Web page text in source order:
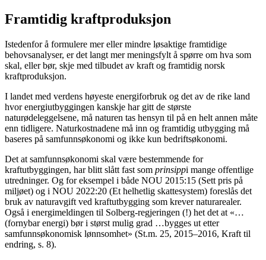
Framtidig kraftproduksjon
Istedenfor å formulere mer eller mindre løsaktige framtidige
behovsanalyser, er det langt mer meningsfylt å spørre om hva som
skal, eller bør, skje med tilbudet av kraft og framtidig norsk
kraftproduksjon.
I landet med verdens høyeste energiforbruk og det av de rike land
hvor energiutbyggingen kanskje har gitt de største
naturødeleggelsene, må naturen tas hensyn til på en helt annen måte
enn tidligere. Naturkostnadene må inn og framtidig utbygging må
baseres på samfunnsøkonomi og ikke kun bedriftsøkonomi.
Det at samfunnsøkonomi skal være bestemmende for
kraftutbyggingen, har blitt slått fast som prinsippi mange offentlige
utredninger. Og for eksempel i både NOU 2015:15 (Sett pris på
miljøet) og i NOU 2022:20 (Et helhetlig skattesystem) foreslås det
bruk av naturavgift ved kraftutbygging som krever naturarealer.
Også i energimeldingen til Solberg-regjeringen (!) het det at «…
(fornybar energi) bør i størst mulig grad …bygges ut etter
samfunnsøkonomisk lønnsomhet» (St.m. 25, 2015–2016, Kraft til
endring, s. 8).